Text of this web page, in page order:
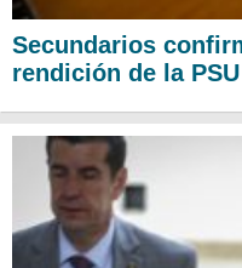
Secundarios
rendición de la PSU